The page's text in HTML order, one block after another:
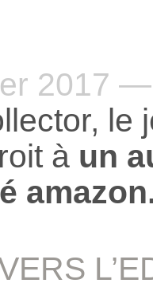
2017 —
à un